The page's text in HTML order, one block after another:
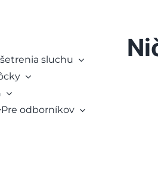
sluchu
Pre odborníkov